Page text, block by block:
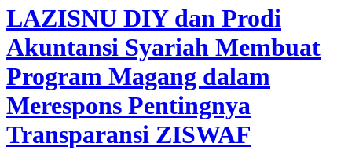
LAZISNU DIY dan Prodi
Akuntansi Syariah Membuat
Program Magang dalam
Merespons Pentingnya
Transparansi ZISWAF